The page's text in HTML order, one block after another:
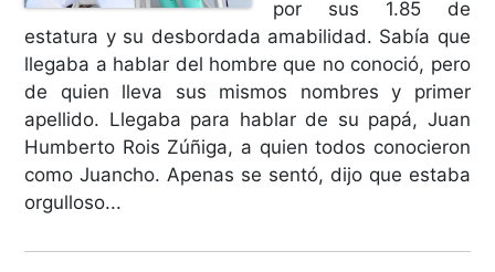
por sus 1.85 de
estatura y su desbordada amabilidad. Sabía que
llegaba a hablar del hombre que no conoció, pero
de quien lleva sus mismos nombres y primer
apellido. Llegaba para hablar de su papá, Juan
Humberto Rois Zúñiga, a quien todos conocieron
como Juancho. Apenas se sentó, dijo que estaba
orgulloso...